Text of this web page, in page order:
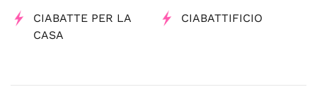
CIABATTE PER LA
CASA
CIABATTIFICIO